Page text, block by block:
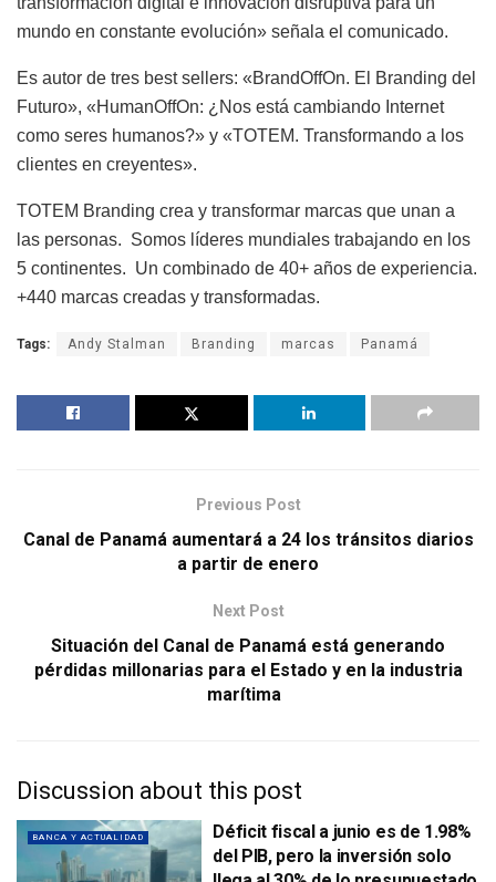
mundo en constante evolución» señala el comunicado.
Es autor de tres best sellers: «BrandOffOn. El Branding del
Futuro», «HumanOffOn: ¿Nos está cambiando Internet
como seres humanos?» y «TOTEM. Transformando a los
clientes en creyentes».
TOTEM Branding crea y transformar marcas que unan a
las personas. Somos líderes mundiales trabajando en los
5 continentes. Un combinado de 40+ años de experiencia.
+440 marcas creadas y transformadas.
Tags: Andy Stalman Branding marcas Panamá
Previous Post
Canal de Panamá aumentará a 24 los tránsitos diarios
a partir de enero
Next Post
Situación del Canal de Panamá está generando
pérdidas millonarias para el Estado y en la industria
marítima
Discussion about this post
BANCA Y ACTUALIDAD
Déficit fiscal a junio es de 1.98%
del PIB, pero la inversión solo